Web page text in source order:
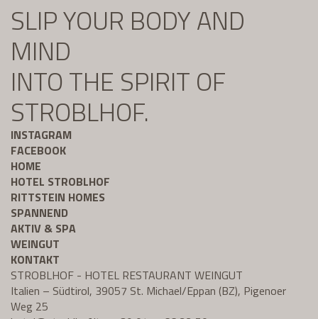
SLIP YOUR BODY AND
MIND
INTO THE SPIRIT OF
STROBLHOF.
INSTAGRAM
FACEBOOK
HOME
HOTEL STROBLHOF
RITTSTEIN HOMES
SPANNEND
AKTIV & SPA
WEINGUT
KONTAKT
STROBLHOF - HOTEL RESTAURANT WEINGUT
Italien – Südtirol, 39057 St. Michael/Eppan (BZ), Pigenoer
Weg 25